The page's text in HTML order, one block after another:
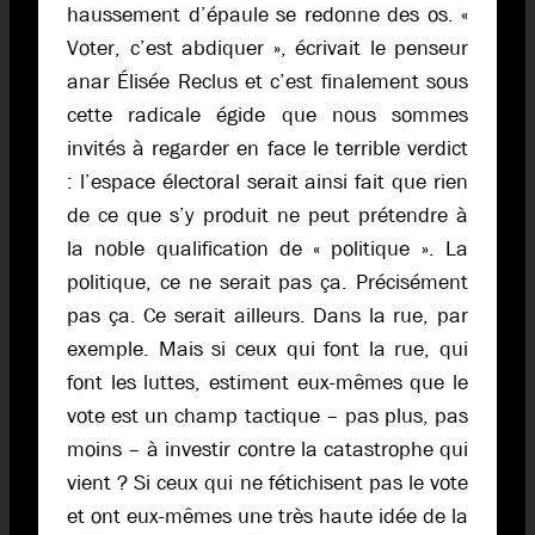
haussement d’épaule se redonne des os. «
Voter, c’est abdiquer », écrivait le penseur
anar Élisée Reclus et c’est finalement sous
cette radicale égide que nous sommes
invités à regarder en face le terrible verdict
: l’espace électoral serait ainsi fait que rien
de ce que s’y produit ne peut prétendre à
la noble qualification de « politique ». La
politique, ce ne serait pas ça. Précisément
pas ça. Ce serait ailleurs. Dans la rue, par
exemple. Mais si ceux qui font la rue, qui
font les luttes, estiment eux-mêmes que le
vote est un champ tactique – pas plus, pas
moins – à investir contre la catastrophe qui
vient ? Si ceux qui ne fétichisent pas le vote
et ont eux-mêmes une très haute idée de la